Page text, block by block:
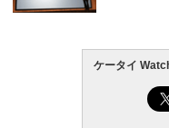
ケータイ